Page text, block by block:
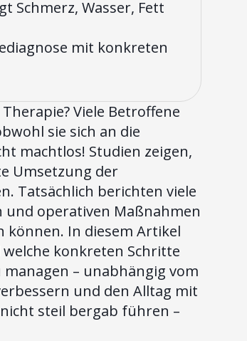
Schmerz, Wasser, Fett
mit konkreten
Viele Betroffene
sie sich an die
machtlos! Studien zeigen,
Umsetzung der
Tatsächlich berichten viele
und operativen Maßnahmen
können. In diesem Artikel
konkreten Schritte
– unabhängig vom
und den Alltag mit
steil bergab führen –